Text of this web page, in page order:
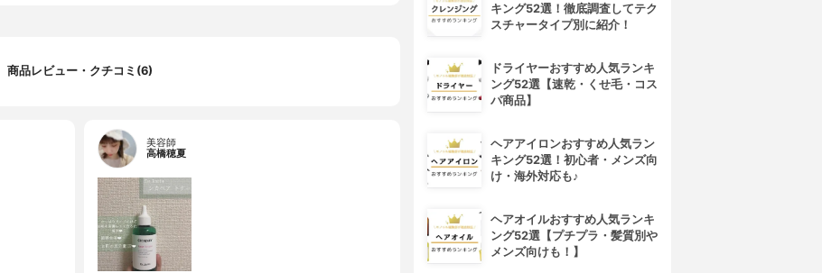
商品レビュー・クチコミ(6)
美容師
高橋穂夏
キング52選！徹底調査してテク
スチャータイプ別に紹介！
ドライヤーおすすめ人気ランキ
ング52選【速乾・くせ毛・コス
パ商品】
ヘアアイロンおすすめ人気ラン
キング52選！初心者・メンズ向
け・海外対応も♪
ヘアオイルおすすめ人気ランキ
ング52選【プチプラ・髪質別や
メンズ向けも！】